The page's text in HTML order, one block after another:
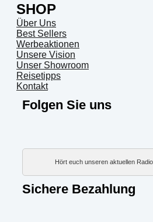
SHOP
Über Uns
Best Sellers
Werbeaktionen
Unsere Vision
Unser Showroom
Reisetipps
Kontakt
Folgen Sie uns
Hört euch unseren aktuellen
Sichere Bezahlung